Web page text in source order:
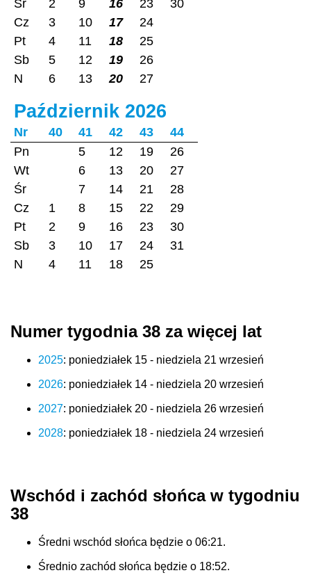
Śr
2 9 16 23
30
Cz
3 10 17
24
Pt
4 11 18
25
Sb
5 12 19
26
N
6 13 20 27
Październik 2026
Nr 40 41 42 43
44
Pn
5 12 19
26
Wt
6 13 20
27
Śr
7 14 21
28
Cz
1 8 15 22
29
Pt
2 9 16 23
30
Sb
3 10 17 24
31
N
4 11 18 25
Numer tygodnia 38 za więcej lat
2025: poniedziałek 15 - niedziela 21 wrzesień
2026: poniedziałek 14 - niedziela 20 wrzesień
2027: poniedziałek 20 - niedziela 26 wrzesień
2028: poniedziałek 18 - niedziela 24 wrzesień
Wschód i zachód słońca w tygodniu
38
Średni wschód słońca będzie o 06:21.
Średnio zachód słońca będzie o 18:52.